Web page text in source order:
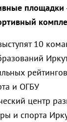
площадки
10
и ОГБУ
центр
и спорта